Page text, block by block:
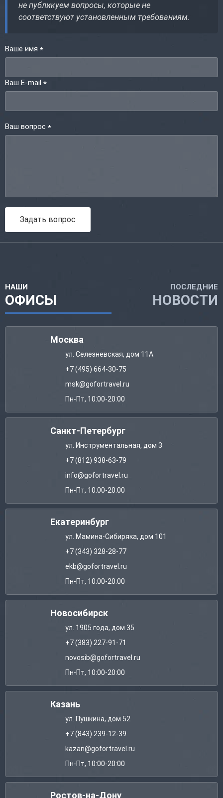
не публикуем вопросы, которые не
соответствуют установленным требованиям.
Ваше имя *
Ваш E-mail *
Ваш вопрос *
Задать вопрос
НАШИ
ОФИСЫ
ПОСЛЕДНИЕ
НОВОСТИ
Москва
ул. Селезневская, дом 11А
+7 (495) 664-30-75
msk@gofortravel.ru
Пн-Пт, 10:00-20:00
Санкт-Петербург
ул. Инструментальная, дом 3
+7 (812) 938-63-79
info@gofortravel.ru
Пн-Пт, 10:00-20:00
Екатеринбург
ул. Мамина-Сибиряка, дом 101
+7 (343) 328-28-77
ekb@gofortravel.ru
Пн-Пт, 10:00-20:00
Новосибирск
ул. 1905 года, дом 35
+7 (383) 227-91-71
novosib@gofortravel.ru
Пн-Пт, 10:00-20:00
Казань
ул. Пушкина, дом 52
+7 (843) 239-12-39
kazan@gofortravel.ru
Пн-Пт, 10:00-20:00
Ростов-на-Дону